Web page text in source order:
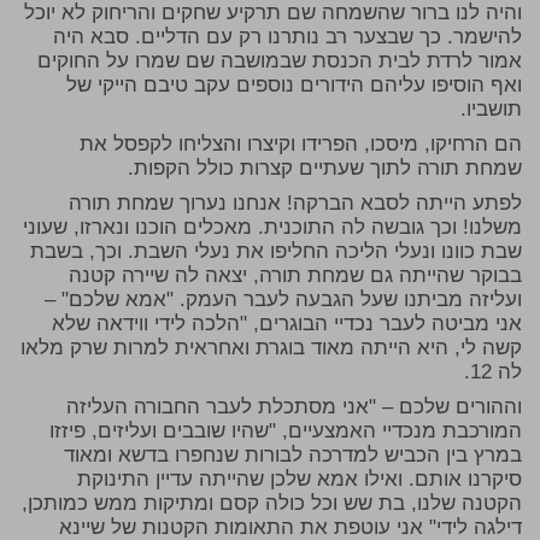
והיה לנו ברור שהשמחה שם תרקיע שחקים והריחוק לא יוכל
להישמר. כך שבצער רב נותרנו רק עם הדליים. סבא היה
אמור לרדת לבית הכנסת שבמושבה שם שמרו על החוקים
ואף הוסיפו עליהם הידורים נוספים עקב טיבם הייקי של
תושביו.
הם הרחיקו, מיסכו, הפרידו וקיצרו והצליחו לקפסל את
שמחת תורה לתוך שעתיים קצרות כולל הקפות.
לפתע הייתה לסבא הברקה! אנחנו נערוך שמחת תורה
משלנו! וכך גובשה לה התוכנית. מאכלים הוכנו ונארזו, שעוני
שבת כוונו ונעלי הליכה החליפו את נעלי השבת. וכך, בשבת
בבוקר שהייתה גם שמחת תורה, יצאה לה שיירה קטנה
ועליזה מביתנו שעל הגבעה לעבר העמק. "אמא שלכם" –
אני מביטה לעבר נכדיי הבוגרים, "הלכה לידי ווידאה שלא
קשה לי, היא הייתה מאוד בוגרת ואחראית למרות שרק מלאו
לה 12.
וההורים שלכם – "אני מסתכלת לעבר החבורה העליזה
המורכבת מנכדיי האמצעיים, "שהיו שובבים ועליזים, פיזזו
במרץ בין הכביש למדרכה לבורות שנחפרו בדשא ומאוד
סיקרנו אותם. ואילו אמא שלכן שהייתה עדיין התינוקת
הקטנה שלנו, בת שש וכל כולה קסם ומתיקות ממש כמותכן,
דילגה לידי" אני עוטפת את התאומות הקטנות של שיינא